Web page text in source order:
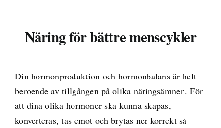
Varukorg
Näring för bättre menscykler
Din hormonproduktion och hormonbalans är helt
beroende av tillgången på olika näringsämnen. För
att dina olika hormoner ska kunna skapas,
konverteras, tas emot och brytas ner korrekt så